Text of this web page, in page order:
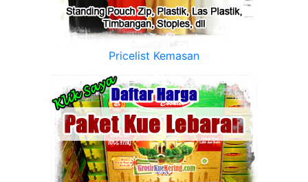
Pricelist Kemasan